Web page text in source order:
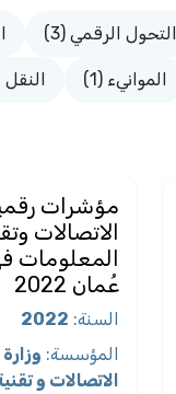
التحول الرقمي (3)
الموانيء (1) النقل
مؤشرات
الاتصالات
المعلومات
عُمان 2022
السنة:
2022
المؤسسة:
الاتصالات و